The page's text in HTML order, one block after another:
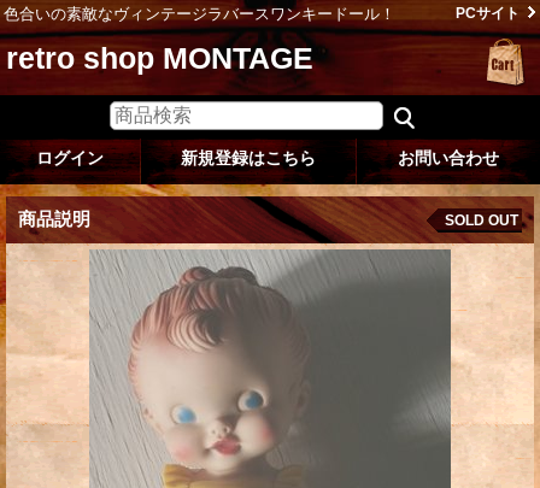
色合いの素敵なヴィンテージラバースワンキードール！ PCサイト
retro shop MONTAGE
ログイン 新規登録はこちら お問い合わせ
商品説明 SOLD OUT